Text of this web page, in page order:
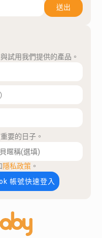
送出
試用我們提供的產品。
要的日子。
隱私政策 。
帳號快速登入